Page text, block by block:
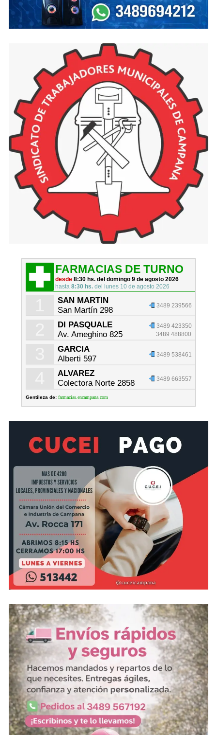
FARMACIAS DE TURNO
desde8:30 hs. del domingo 9 de agosto 2026
hasta8:30 hs. del lunes 10 de agosto 2026
SAN MARTIN
San Martín 298
3489 239566
DI PASQUALE
Av. Ameghino 825
3489 423350
3489 488800
GARCIA
Alberti 597
3489 538461
ALVAREZ
Colectora Norte 2858
3489 663557
Gentileza de: farmacias.encampana.com